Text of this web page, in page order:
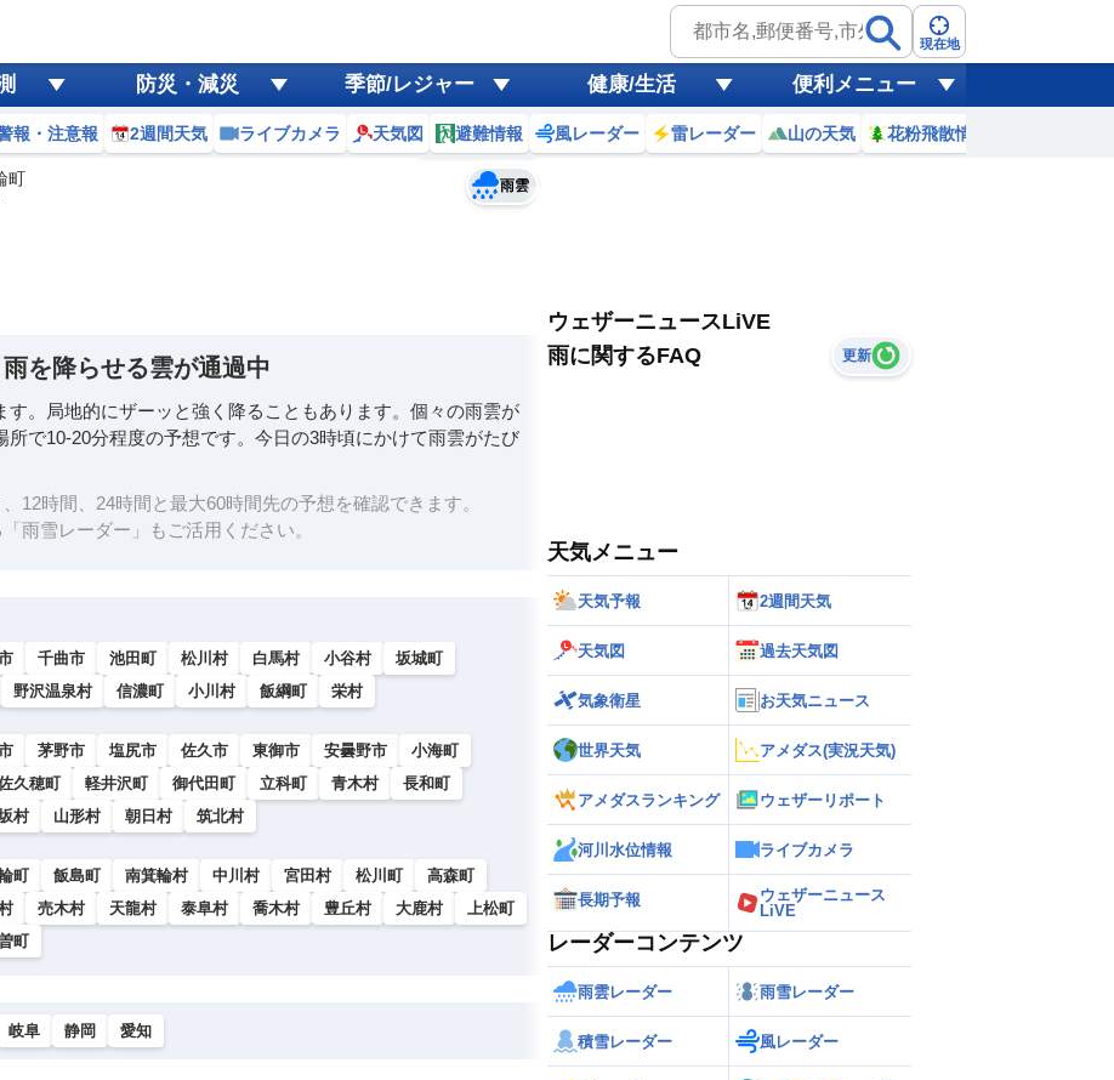
現在地
防災・減災 季節/レジャー 健康/生活 便利メニュー
報・注意報 2週間天気 ライブカメラ 天気図 避難情報 風レーダー 雷レーダー 山の天気 花粉飛散情報
町 雨雲
予報士コメント
黄砂
天気 台風
を降らせる雲が通過中
。局地的にザーッと強く降ることもあります。個々の雨雲が
で10-20分程度の予想です。今日の3時頃にかけて雨雲がたび
12時間、24時間と最大60時間先の予想を確認できます。
雨雪レーダー」もご活用ください。
千曲市 池田町 松川村 白馬村 小谷村
坂城町
野沢温泉村 信濃町 小川村 飯綱町 栄村
茅野市 塩尻市 佐久市 東御市 安曇野市
小海町
久穂町 軽井沢町 御代田町 立科町 青木村
長和町
村 山形村 朝日村 筑北村
町 飯島町 南箕輪村 中川村 宮田村 松川町
高森町
売木村 天龍村 泰阜村 喬木村 豊丘村 大鹿村
上松町
町
岐阜 静岡 愛知
ウェザーニュースLiVE
雨に関するFAQ
更新
天気メニュー
天気予報 2週間天気
天気図 過去天気図
気象衛星 お天気ニュース
世界天気 アメダス(実況天気)
アメダスランキング ウェザーリポート
河川水位情報 ライブカメラ
長期予報
ウェザーニュース
LiVE
レーダーコンテンツ
雨雲レーダー 雨雪レーダー
積雪レーダー 風レーダー